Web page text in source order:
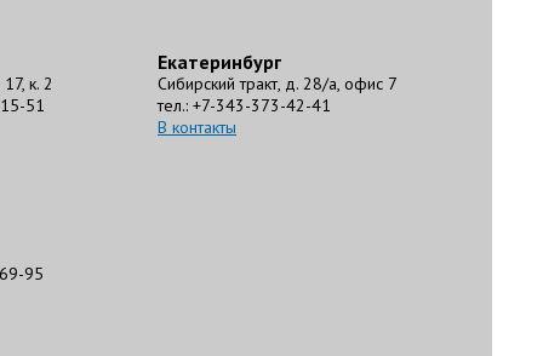
к. 2
51
Екатеринбург
Сибирский тракт, д. 28/а, офис 7
тел.: +7-343-373-42-41
В контакты
95